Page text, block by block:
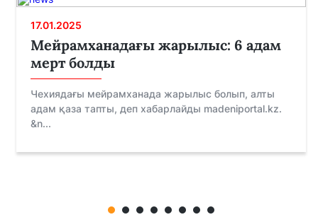
17.01.2025
Мейрамханадағы жарылыс: 6 адам
мерт болды
Чехиядағы мейрамханада жарылыс болып, алты
адам қаза тапты, деп хабарлайды madeniportal.kz.
&n...